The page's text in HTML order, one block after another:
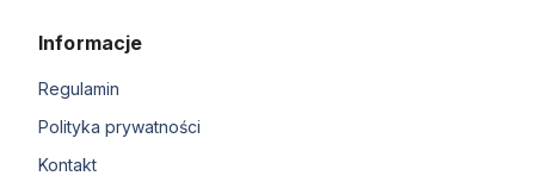
Informacje
Regulamin
Polityka prywatności
Kontakt